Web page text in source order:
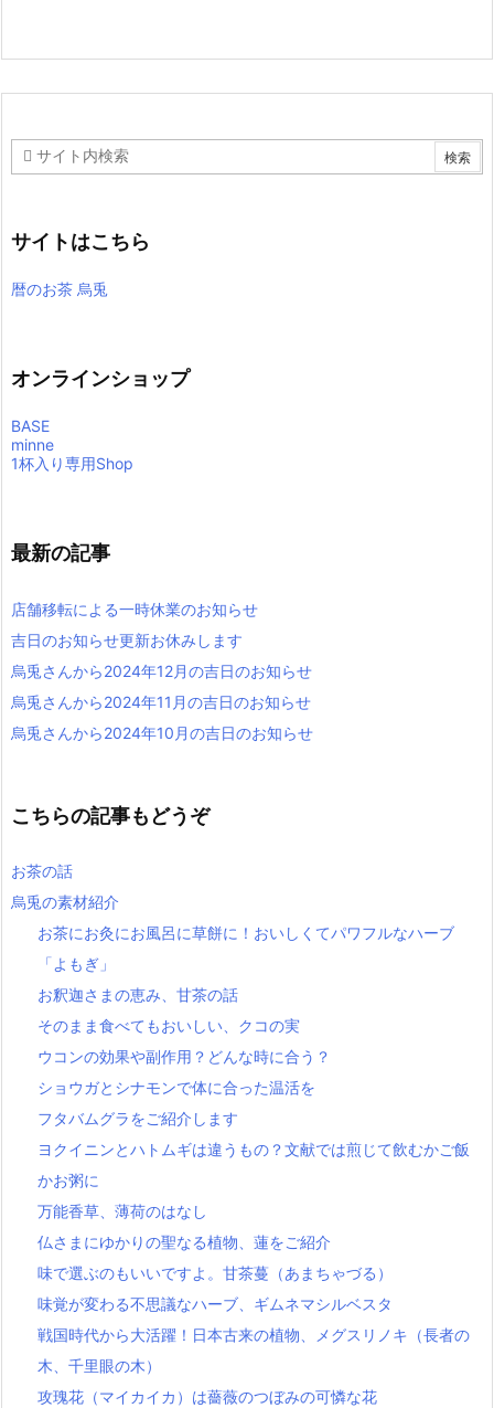
サイトはこちら
暦のお茶 烏兎
オンラインショップ
BASE
minne
1杯入り専用Shop
最新の記事
店舗移転による一時休業のお知らせ
吉日のお知らせ更新お休みします
烏兎さんから2024年12月の吉日のお知らせ
烏兎さんから2024年11月の吉日のお知らせ
烏兎さんから2024年10月の吉日のお知らせ
こちらの記事もどうぞ
お茶の話
烏兎の素材紹介
お茶にお灸にお風呂に草餅に！おいしくてパワフルなハーブ
「よもぎ」
お釈迦さまの恵み、甘茶の話
そのまま食べてもおいしい、クコの実
ウコンの効果や副作用？どんな時に合う？
ショウガとシナモンで体に合った温活を
フタバムグラをご紹介します
ヨクイニンとハトムギは違うもの？文献では煎じて飲むかご飯
かお粥に
万能香草、薄荷のはなし
仏さまにゆかりの聖なる植物、蓮をご紹介
味で選ぶのもいいですよ。甘茶蔓（あまちゃづる）
味覚が変わる不思議なハーブ、ギムネマシルベスタ
戦国時代から大活躍！日本古来の植物、メグスリノキ（長者の
木、千里眼の木）
攻瑰花（マイカイカ）は薔薇のつぼみの可憐な花